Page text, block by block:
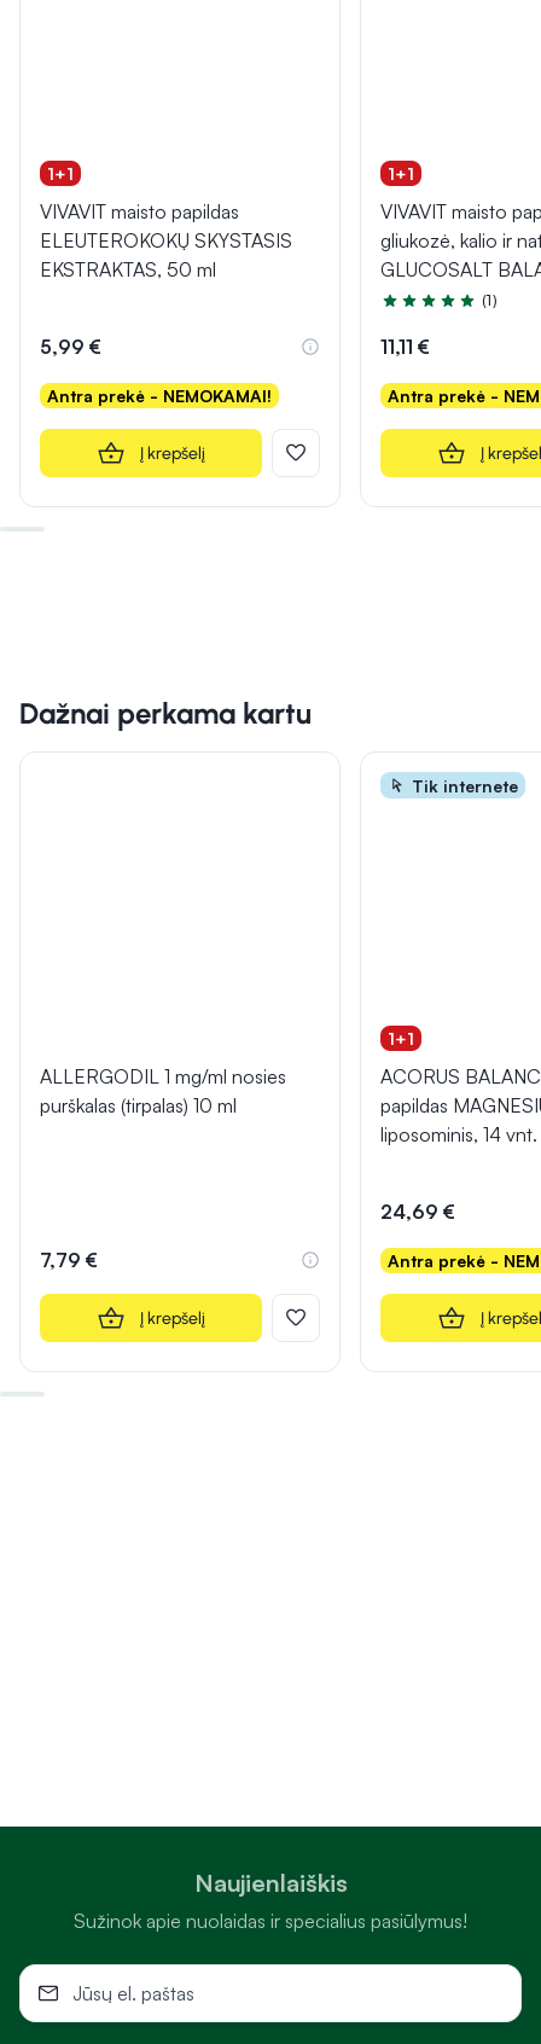
1+1
VIVAVIT maisto papildas
ELEUTEROKOKŲ SKYSTASIS
EKSTRAKTAS, 50 ml
5,99 €
Antra prekė - NEMOKAMAI!
Į krepšelį
1+1
VIVAVIT maisto
gliukozė, kalio ir
GLUCOSALT
Įvertinimas 5.0 iš 5
(1)
11,11 €
Antra prekė -
Į
Dažnai perkama kartu
ALLERGODIL 1 mg/ml nosies
purškalas (tirpalas) 10 ml
7,79 €
Į krepšelį
Tik internete
1+1
ACORUS
papildas
liposominis, 14
24,69 €
Antra prekė -
Į
Naujienlaiškis
Sužinok apie nuolaidas ir specialius pasiūlymus!